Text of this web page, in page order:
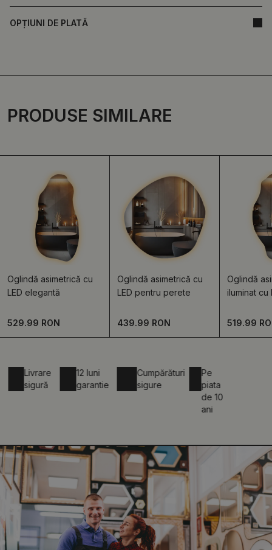
OPȚIUNI DE PLATĂ
PRODUSE SIMILARE
Oglindă asimetrică cu
LED elegantă
529.99 RON
Oglindă asimetrică cu
LED pentru perete
439.99 RON
Oglindă
iluminat cu
519.99
Livrare
sigură
12 luni
garantie
Cumpărături
sigure
Pe